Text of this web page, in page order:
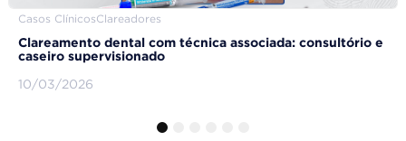
Casos ClínicosClareadores
Clareamento dental com técnica associada: consultório e
caseiro supervisionado
10/03/2026
4